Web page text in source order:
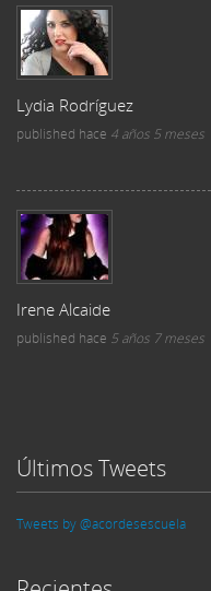
Lydia Rodríguez
published hace 4 años 5 meses
Irene Alcaide
published hace 5 años 7 meses
Últimos Tweets
Tweets by @acordesescuela